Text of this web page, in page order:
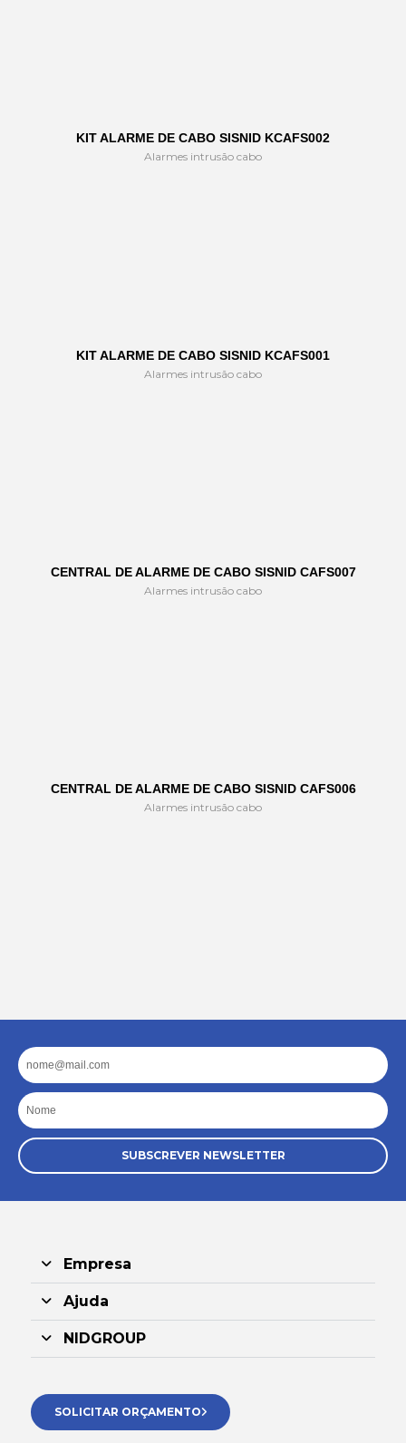
KIT ALARME DE CABO SISNID KCAFS002
Alarmes intrusão cabo
KIT ALARME DE CABO SISNID KCAFS001
Alarmes intrusão cabo
CENTRAL DE ALARME DE CABO SISNID CAFS007
Alarmes intrusão cabo
CENTRAL DE ALARME DE CABO SISNID CAFS006
Alarmes intrusão cabo
Email
Nome
SUBSCREVER NEWSLETTER
Empresa
Ajuda
NIDGROUP
SOLICITAR ORÇAMENTO